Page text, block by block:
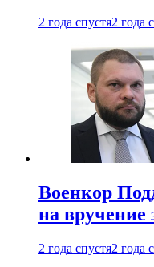
2 года спустя2 года
Военкор
на вручение
2 года спустя2 года